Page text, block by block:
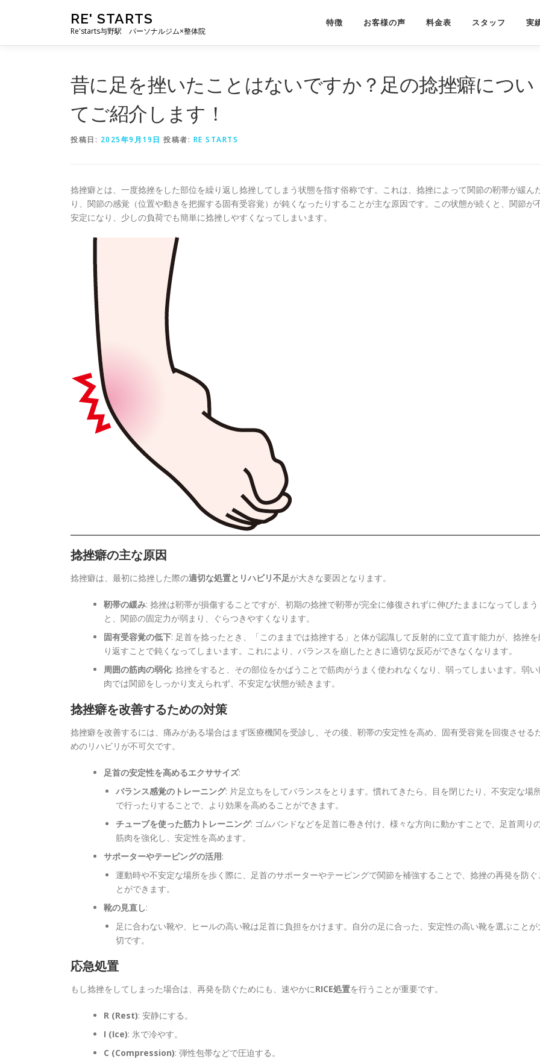
ン
RE' STARTS
Re'starts与野駅 パーソナルジム×整体院
特徴 お客様の声 料金表 スタッフ 実
昔に足を挫いたことはないですか？足の捻挫癖につい
てご紹介します！
投稿日: 2025年9月19日 投稿者: RE STARTS
捻挫癖とは、一度捻挫をした部位を繰り返し捻挫してしまう状態を指す俗称です。これは、捻挫によって関節の靭帯が緩ん
り、関節の感覚（位置や動きを把握する固有受容覚）が鈍くなったりすることが主な原因です。この状態が続くと、関節が
安定になり、少しの負荷でも簡単に捻挫しやすくなってしまいます。
捻挫癖の主な原因
捻挫癖は、最初に捻挫した際の適切な処置とリハビリ不足が大きな要因となります。
靭帯の緩み: 捻挫は靭帯が損傷することですが、初期の捻挫で靭帯が完全に修復されずに伸びたままになってしまう
と、関節の固定力が弱まり、ぐらつきやすくなります。
固有受容覚の低下: 足首を捻ったとき、「このままでは捻挫する」と体が認識して反射的に立て直す能力が、捻挫
り返すことで鈍くなってしまいます。これにより、バランスを崩したときに適切な反応ができなくなります。
周囲の筋肉の弱化: 捻挫をすると、その部位をかばうことで筋肉がうまく使われなくなり、弱ってしまいます。弱
肉では関節をしっかり支えられず、不安定な状態が続きます。
捻挫癖を改善するための対策
捻挫癖を改善するには、痛みがある場合はまず医療機関を受診し、その後、靭帯の安定性を高め、固有受容覚を回復させる
めのリハビリが不可欠です。
足首の安定性を高めるエクササイズ:
バランス感覚のトレーニング: 片足立ちをしてバランスをとります。慣れてきたら、目を閉じたり、不安定な場
で行ったりすることで、より効果を高めることができます。
チューブを使った筋力トレーニング: ゴムバンドなどを足首に巻き付け、様々な方向に動かすことで、足首周り
筋肉を強化し、安定性を高めます。
サポーターやテーピングの活用:
運動時や不安定な場所を歩く際に、足首のサポーターやテーピングで関節を補強することで、捻挫の再発を防ぐ
とができます。
靴の見直し:
足に合わない靴や、ヒールの高い靴は足首に負担をかけます。自分の足に合った、安定性の高い靴を選ぶことが
切です。
応急処置
もし捻挫をしてしまった場合は、再発を防ぐためにも、速やかにRICE処置を行うことが重要です。
R (Rest): 安静にする。
I (Ice): 氷で冷やす。
C (Compression): 弾性包帯などで圧迫する。